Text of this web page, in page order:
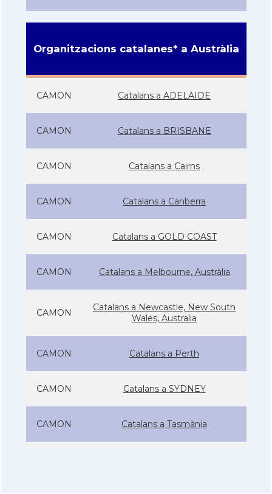
Organitzacions catalanes* a Austràlia
CAMON Catalans a ADELAIDE
CAMON Catalans a BRISBANE
CAMON Catalans a Cairns
CAMON Catalans a Canberra
CAMON Catalans a GOLD COAST
CAMON Catalans a Melbourne, Austràlia
CAMON
Catalans a Newcastle, New South
Wales, Australia
CAMON Catalans a Perth
CAMON Catalans a SYDNEY
CAMON Catalans a Tasmània